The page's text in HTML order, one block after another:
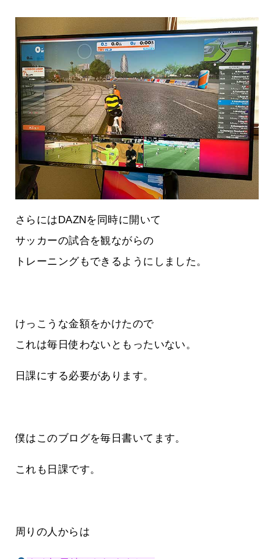
さらにはDAZNを同時に開いて
サッカーの試合を観ながらの
トレーニングもできるようにしました。
けっこうな金額をかけたので
これは毎日使わないともったいない。
日課にする必要があります。
僕はこのブログを毎日書いてます。
これも日課です。
周りの人からは